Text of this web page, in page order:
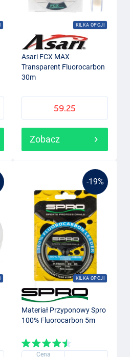
KILKA OPCJI
Asari FCX MAX
Transparent Fluorocarbon
30m
59.25
Zobacz
-19%
KILKA OPCJI
Materiał Przyponowy Spro
100% Fluorocarbon 5m
Cena